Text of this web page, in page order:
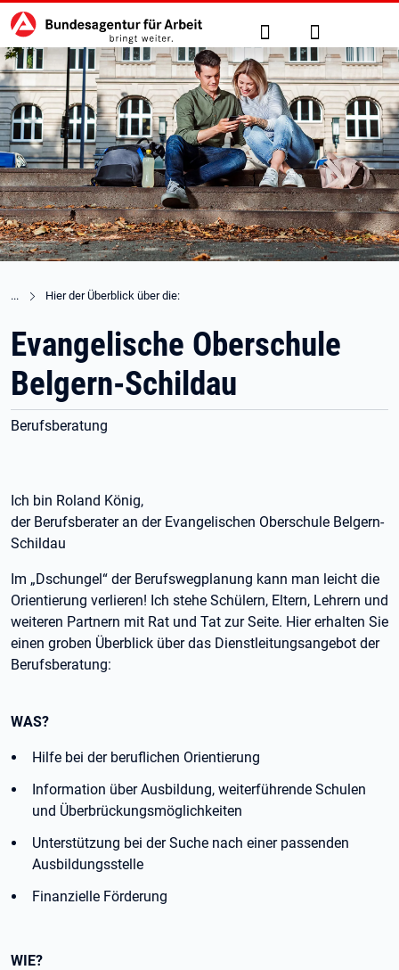
zu den Hauptinhalten springen
Hauptnavigation Suche Anmelden
Hier der Überblick über die:
Evangelische Oberschule
Belgern-Schildau
Berufsberatung
Ich bin Roland König,
der Berufsberater an der Evangelischen Oberschule Belgern-
Schildau
Im „Dschungel“ der Berufswegplanung kann man leicht die
Orientierung verlieren! Ich stehe Schülern, Eltern, Lehrern und
weiteren Partnern mit Rat und Tat zur Seite. Hier erhalten Sie
einen groben Überblick über das Dienstleitungsangebot der
Berufsberatung:
WAS?
Hilfe bei der beruflichen Orientierung
Information über Ausbildung, weiterführende Schulen
und Überbrückungsmöglichkeiten
Unterstützung bei der Suche nach einer passenden
Ausbildungsstelle
Finanzielle Förderung
WIE?